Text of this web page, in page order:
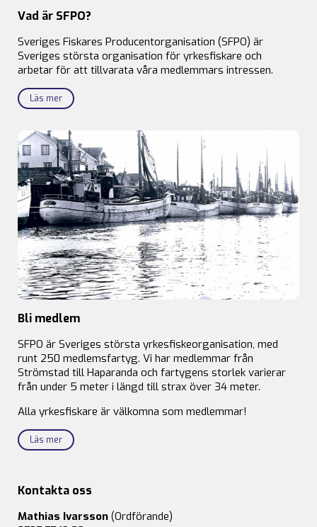
Vad är SFPO?
Sveriges Fiskares Producentorganisation (SFPO) är
Sveriges största organisation för yrkesfiskare och
arbetar för att tillvarata våra medlemmars intressen.
Läs mer
Bli medlem
SFPO är Sveriges största yrkesfiskeorganisation, med
runt 250 medlemsfartyg. Vi har medlemmar från
Strömstad till Haparanda och fartygens storlek varierar
från under 5 meter i längd till strax över 34 meter.
Alla yrkesfiskare är välkomna som medlemmar!
Läs mer
Kontakta oss
Mathias Ivarsson (Ordförande)